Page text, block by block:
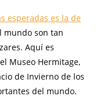
esperadas es la de
mundo son tan
Aquí es
Museo Hermitage,
de Invierno de los
del mundo.